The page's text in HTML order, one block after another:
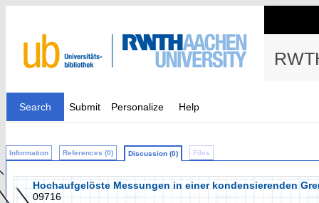
Search Submit Personalize Help
Information References (0) Discussion (0) Files
Hochaufgelöste Messungen in einer kondensierenden
09716